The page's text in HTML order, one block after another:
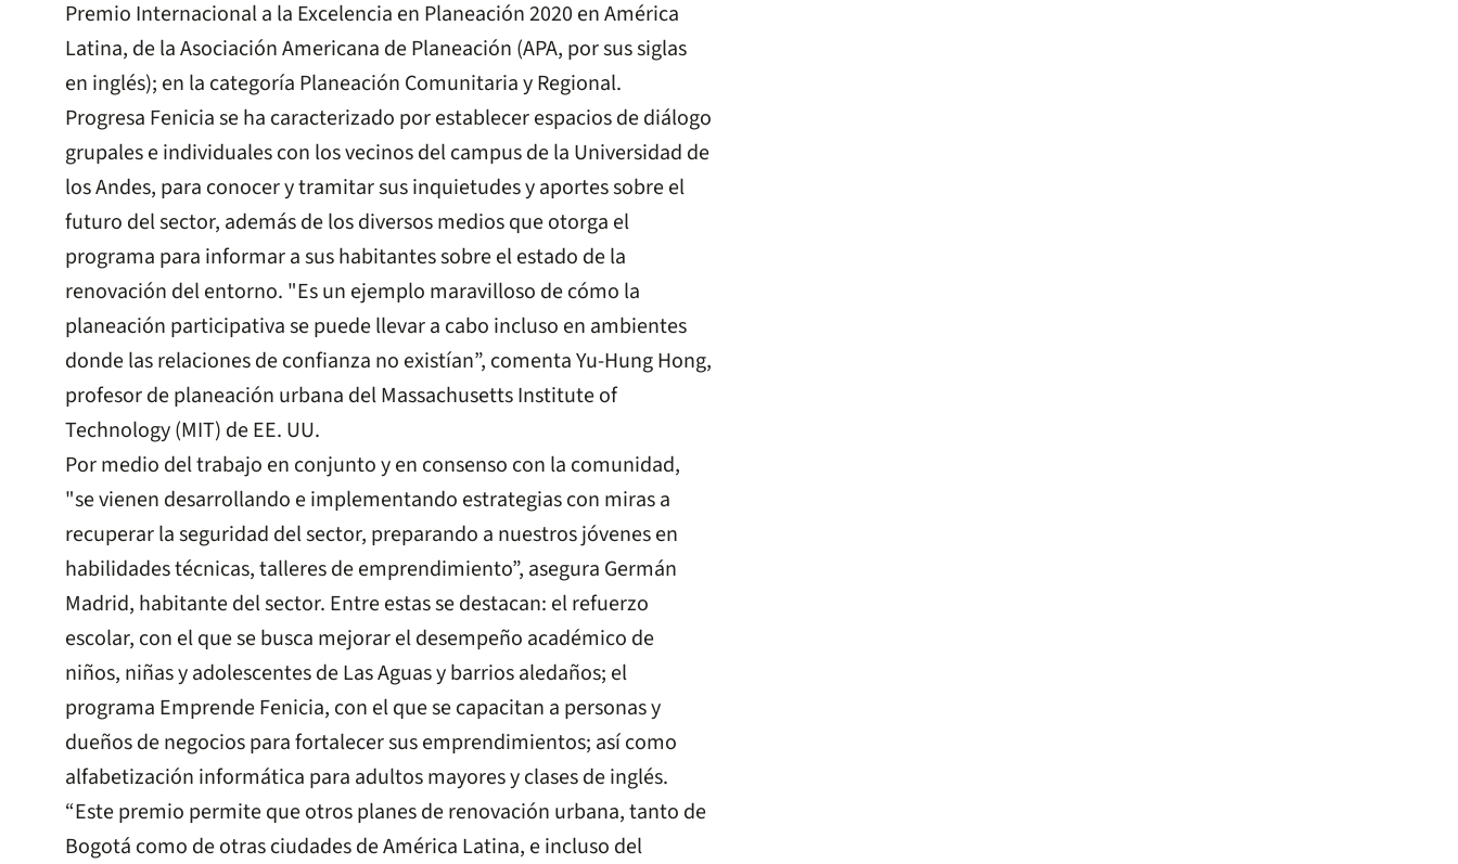
Premio Internacional a la Excelencia en Planeación 2020 en América
Latina, de la Asociación Americana de Planeación (APA, por sus siglas
en inglés); en la categoría Planeación Comunitaria y Regional.
Progresa Fenicia se ha caracterizado por establecer espacios de diálogo
grupales e individuales con los vecinos del campus de la Universidad de
los Andes, para conocer y tramitar sus inquietudes y aportes sobre el
futuro del sector, además de los diversos medios que otorga el
programa para informar a sus habitantes sobre el estado de la
renovación del entorno. "Es un ejemplo maravilloso de cómo la
planeación participativa se puede llevar a cabo incluso en ambientes
donde las relaciones de confianza no existían”, comenta Yu-Hung Hong,
profesor de planeación urbana del Massachusetts Institute of
Technology (MIT) de EE. UU.
Por medio del trabajo en conjunto y en consenso con la comunidad,
"se vienen desarrollando e implementando estrategias con miras a
recuperar la seguridad del sector, preparando a nuestros jóvenes en
habilidades técnicas, talleres de emprendimiento”, asegura Germán
Madrid, habitante del sector. Entre estas se destacan: el refuerzo
escolar, con el que se busca mejorar el desempeño académico de
niños, niñas y adolescentes de Las Aguas y barrios aledaños; el
programa Emprende Fenicia, con el que se capacitan a personas y
dueños de negocios para fortalecer sus emprendimientos; así como
alfabetización informática para adultos mayores y clases de inglés.
“Este premio permite que otros planes de renovación urbana, tanto de
Bogotá como de otras ciudades de América Latina, e incluso del